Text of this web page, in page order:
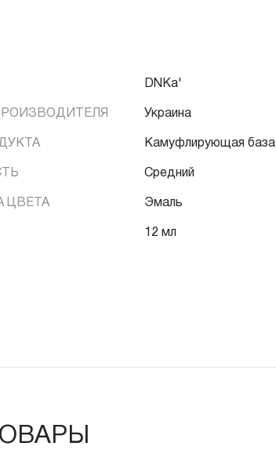
DNKa'
Украина
Камуфлирующая база
Средний
ЦВЕТА Эмаль
12 мл